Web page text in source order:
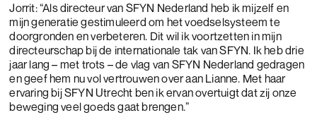
Jorrit: “Als directeur van SFYN Nederland heb ik mijzelf en
mijn generatie gestimuleerd om het voedselsysteem te
doorgronden en verbeteren. Dit wil ik voortzetten in mijn
directeurschap bij de internationale tak van SFYN. Ik heb drie
jaar lang – met trots – de vlag van SFYN Nederland gedragen
en geef hem nu vol vertrouwen over aan Lianne. Met haar
ervaring bij SFYN Utrecht ben ik ervan overtuigt dat zij onze
beweging veel goeds gaat brengen.”